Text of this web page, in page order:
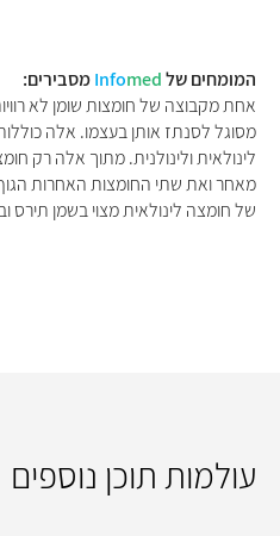
המומחים של Infomed
מסבירים:
אחת מקבוצה של חומצות שומן לא
מסוגל לסנתז אותן בעצמו. אלה
לינולאית ולינולנית. מתוך אלה רק
מאחר ואת שתי החומצות האחרות
של חומצה לינולאית מצוי בשמן תירס
עולמות תוכן נוספים